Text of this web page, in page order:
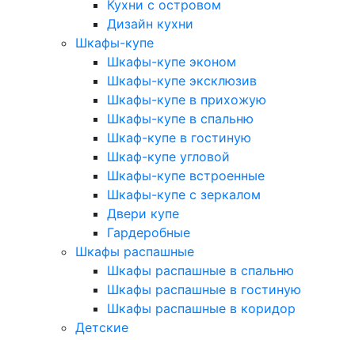
Кухни с островом
Дизайн кухни
Шкафы-купе
Шкафы-купе эконом
Шкафы-купе эксклюзив
Шкафы-купе в прихожую
Шкафы-купе в спальню
Шкаф-купе в гостиную
Шкаф-купе угловой
Шкафы-купе встроенные
Шкафы-купе с зеркалом
Двери купе
Гардеробные
Шкафы распашные
Шкафы распашные в спальню
Шкафы распашные в гостиную
Шкафы распашные в коридор
Детские